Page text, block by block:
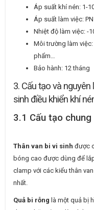
Áp suất khí nén: 1-
Áp suất làm việc:
Nhiệt độ làm việc: -
Môi trường làm
phẩm…
Bảo hành: 12 tháng
3. Cấu tạo và
sinh điều khiển khí
3.1 Cấu tạo chung
Thân van bi vi sinh được
bóng cao được dùng để
clamp với các kiểu thân
nhất.
Quả bi rỗng là một quả bị